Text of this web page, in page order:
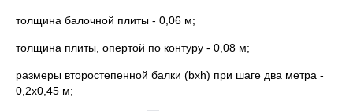
толщина балочной плиты - 0,06 м;
толщина плиты, опертой по контуру - 0,08 м;
размеры второстепенной балки (bxh) при шаге два метра -
0,2x0,45 м;